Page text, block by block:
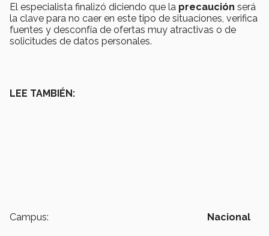
El especialista finalizó diciendo que la precaución será
la clave para no caer en este tipo de situaciones, verifica
fuentes y desconfía de ofertas muy atractivas o de
solicitudes de datos personales.
LEE TAMBIÉN:
Campus: Nacional